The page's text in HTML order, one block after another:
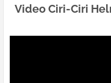
Video Ciri-Ciri